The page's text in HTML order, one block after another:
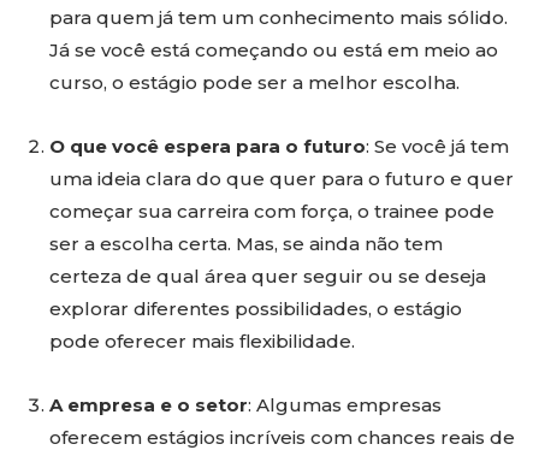
para quem já tem um conhecimento mais sólido.
Já se você está começando ou está em meio ao
curso, o estágio pode ser a melhor escolha.
O que você espera para o futuro: Se você já tem
uma ideia clara do que quer para o futuro e quer
começar sua carreira com força, o trainee pode
ser a escolha certa. Mas, se ainda não tem
certeza de qual área quer seguir ou se deseja
explorar diferentes possibilidades, o estágio
pode oferecer mais flexibilidade.
A empresa e o setor: Algumas empresas
oferecem estágios incríveis com chances reais de